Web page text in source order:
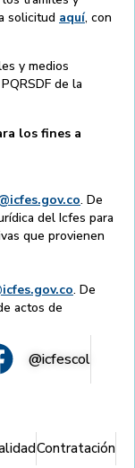
solicitud aquí, con
y medios
de la
los fines a
. De
del Icfes para
que provienen
. De
actos de
@icfescol
Contratación